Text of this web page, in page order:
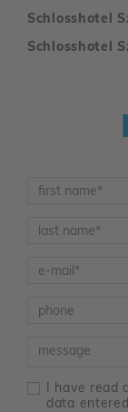
Schlosshotel
Schlosshotel
Vorname *
Nachname*
E-Mail*
Telefon
Nachricht
I have read
data